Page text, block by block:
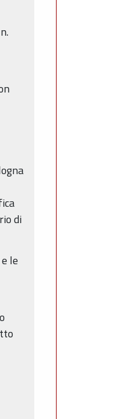
di
le